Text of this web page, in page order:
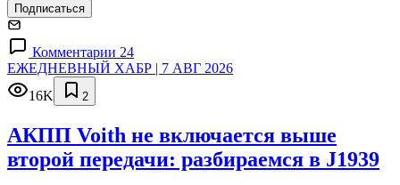
Подписаться
Комментарии 24
ЕЖЕДНЕВНЫЙ ХАБР | 7 АВГ 2026
16K
2
АКПП Voith не включается выше
второй передачи: разбираемся в J1939